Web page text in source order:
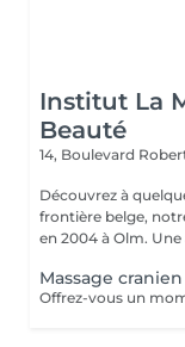
Institut La
Beauté
14, Boulevard
Découvrez à
frontière belge,
en 2004 à
Massage cranien